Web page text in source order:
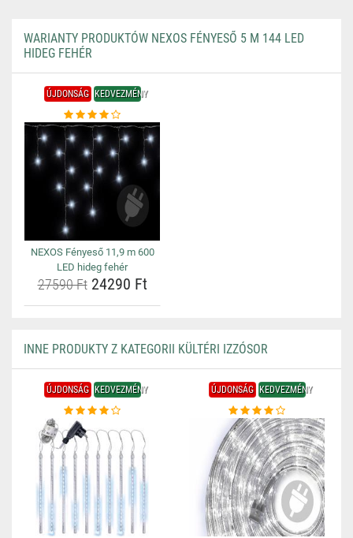
WARIANTY PRODUKTÓW NEXOS FÉNYESŐ 5 M 144 LED
HIDEG FEHÉR
ÚJDONSÁG KEDVEZMÉNY
NEXOS Fényeső 11,9 m 600
LED hideg fehér
27590 Ft24290 Ft
INNE PRODUKTY Z KATEGORII KÜLTÉRI IZZÓSOR
ÚJDONSÁG KEDVEZMÉNY ÚJDONSÁG KEDVEZMÉNY